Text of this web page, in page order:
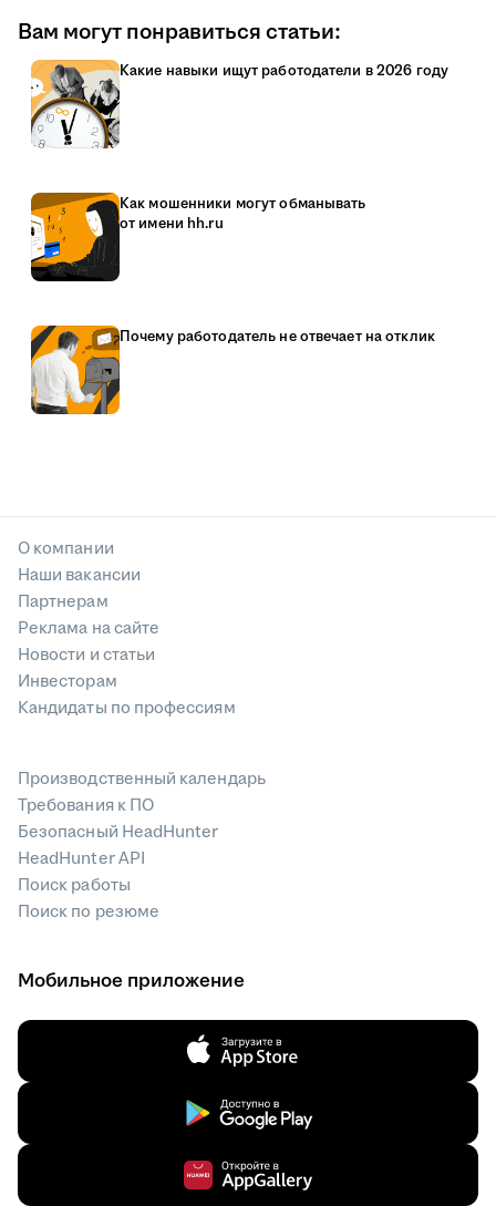
Вам могут понравиться статьи:
Какие навыки ищут работодатели в 2026 году
Как мошенники могут обманывать
от имени hh.ru
Почему работодатель не отвечает на отклик
О компании
Наши вакансии
Партнерам
Реклама на сайте
Новости и статьи
Инвесторам
Кандидаты по профессиям
Производственный календарь
Требования к ПО
Безопасный HeadHunter
HeadHunter API
Поиск работы
Поиск по резюме
Мобильное приложение